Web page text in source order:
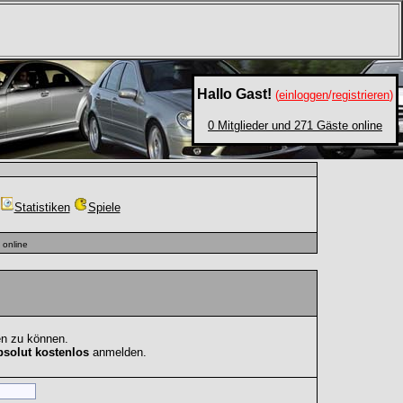
Hallo Gast! (einloggen/registrieren)
0 Mitglieder und 271 Gäste online
Statistiken Spiele
zu können.
kostenlos anmelden.